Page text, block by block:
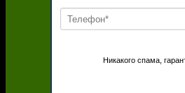
Никакого спама,